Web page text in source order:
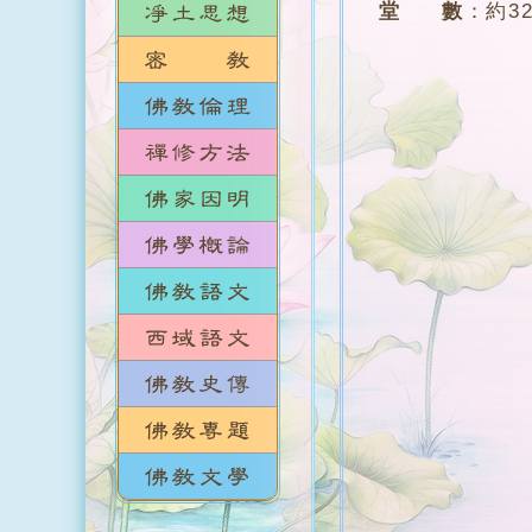
堂 數 ：約